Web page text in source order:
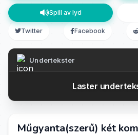
Spill av lyd
Twitter Facebook
Undertekster
Laster
Műgyanta(szerű) két